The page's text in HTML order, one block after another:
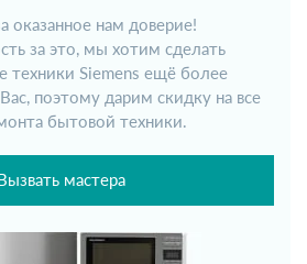
оказанное нам доверие!
за это, мы хотим сделать
техники Siemens ещё более
поэтому дарим скидку на все
бытовой техники.
мастера